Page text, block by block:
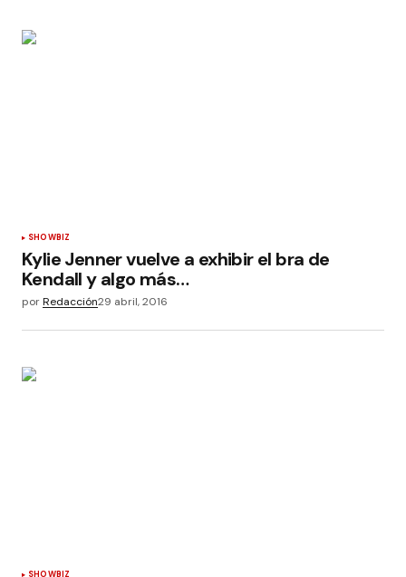
SHOWBIZ
Kylie Jenner vuelve a exhibir el bra de
Kendall y algo más…
porRedacción29 abril, 2016
SHOWBIZ